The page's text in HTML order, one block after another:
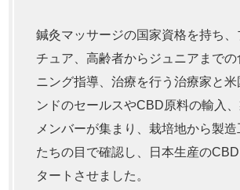
鍼灸マッサージの国家資格を持ち
チュア、高齢者からジュニアまで
ニング指導、治療を行う治療家と
ンドのセールスやCBD原料の輸入
メンバーが集まり、栽培地から製
たちの目で確認し、日本生産の
タートさせました。